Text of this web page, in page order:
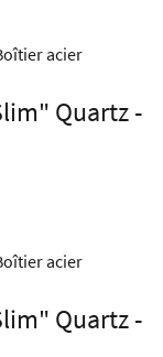
Quartz -
Quartz -